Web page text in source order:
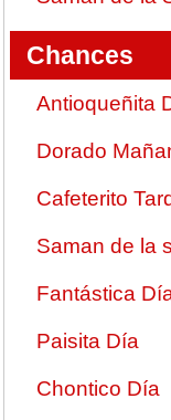
Chances
Antioqueñita
Dorado
Cafeterito
Saman de la
Fantástica
Paisita Día
Chontico Día